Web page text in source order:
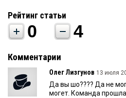
Рейтинг статьи
0 4
Комментарии
Олег Лизгунов 13 июля
Да вы шо???? Да не
могет. Команда